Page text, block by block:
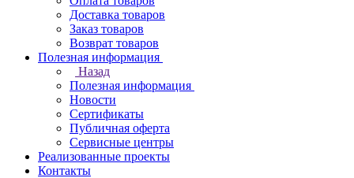
Доставка товаров
Заказ товаров
Возврат товаров
Полезная информация
Назад
Полезная информация
Новости
Сертификаты
Публичная оферта
Сервисные центры
Реализованные проекты
Контакты